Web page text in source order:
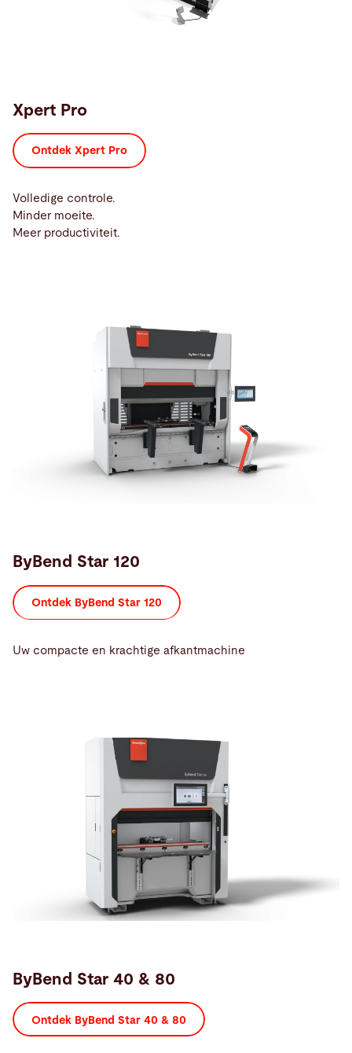
Xpert Pro
Ontdek Xpert Pro
Volledige controle.
Minder moeite.
Meer productiviteit.
ByBend Star 120
Ontdek ByBend Star 120
Uw compacte en krachtige afkantmachine
ByBend Star 40 & 80
Ontdek ByBend Star 40 & 80